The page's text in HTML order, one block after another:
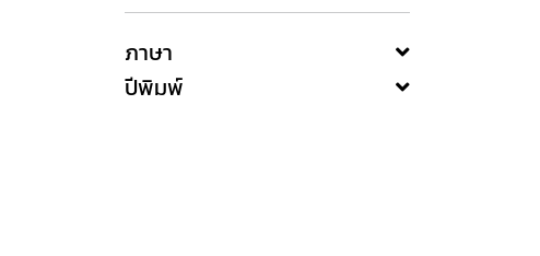
ภาษา
ปีพิมพ์